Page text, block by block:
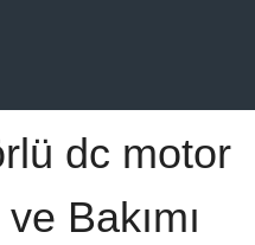
dc motor
Bakımı